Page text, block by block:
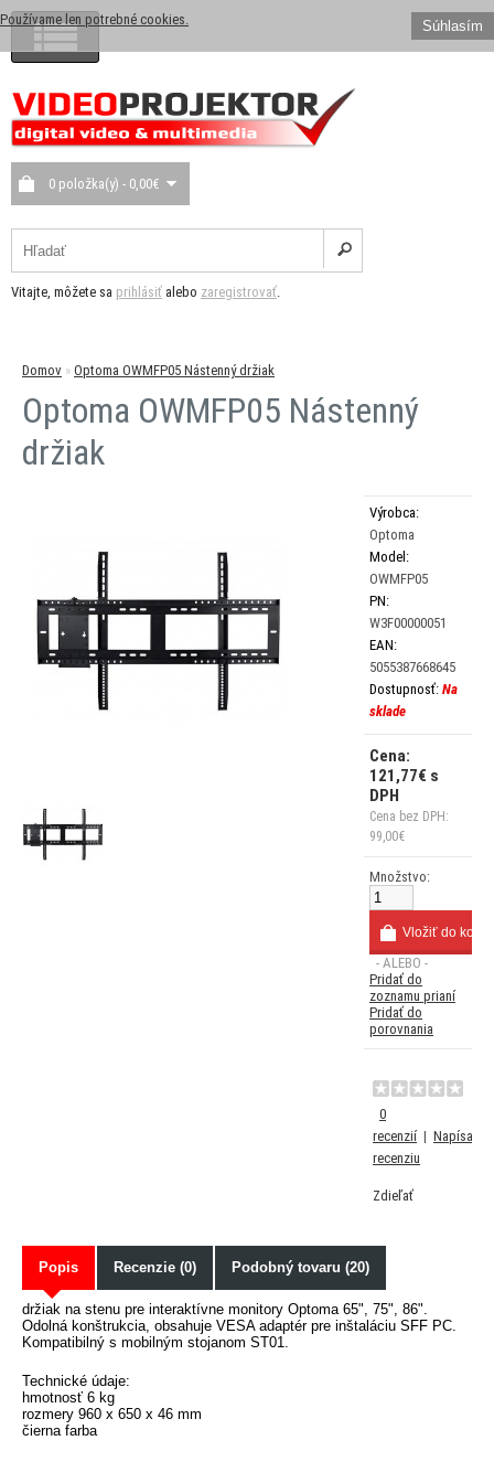
0 položka(y) - 0,00€
Vitajte, môžete sa prihlásiť alebo zaregistrovať.
Súhlasím
Používame len potrebné cookies.
Domov » Optoma OWMFP05 Nástenný držiak
Optoma OWMFP05 Nástenný
držiak
Výrobca:
Optoma
Model:
OWMFP05
PN:
W3F00000051
EAN:
5055387668645
Dostupnosť: Na
sklade
Cena:
121,77€ s
DPH
Cena bez DPH:
99,00€
Množstvo:
- ALEBO -
Pridať do
zoznamu prianí
Pridať do
porovnania
0
recenzií | Napísať
recenziu
Zdieľať
Popis Recenzie (0) Podobný tovaru (20)
držiak na stenu pre interaktívne monitory Optoma 65", 75", 86".
Odolná konštrukcia, obsahuje VESA adaptér pre inštaláciu SFF PC.
Kompatibilný s mobilným stojanom ST01.
Technické údaje:
hmotnosť 6 kg
rozmery 960 x 650 x 46 mm
čierna farba